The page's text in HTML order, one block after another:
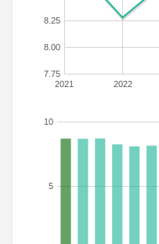
2021 2022
7.75
8.00
8.25
5
10